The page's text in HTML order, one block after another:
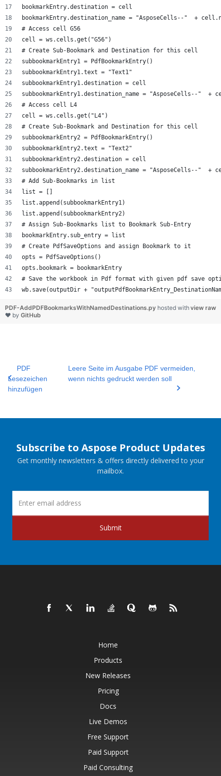
bookmarkEntry.destination = cell
bookmarkEntry.destination_name = "AsposeCells--"  +
# Access cell G56
cell = ws.cells.get("G56")
# Create Sub-Bookmark and Destination for this cell
subbookmarkEntry1 = PdfBookmarkEntry()
subbookmarkEntry1.text = "Text1"
subbookmarkEntry1.destination = cell
subbookmarkEntry1.destination_name = "AsposeCells--"  +
# Access cell L4
cell = ws.cells.get("L4")
# Create Sub-Bookmark and Destination for this cell
subbookmarkEntry2 = PdfBookmarkEntry()
subbookmarkEntry2.text = "Text2"
subbookmarkEntry2.destination = cell
subbookmarkEntry2.destination_name = "AsposeCells--"  +
# Add Sub-Bookmarks in list
list = []
list.append(subbookmarkEntry1)
list.append(subbookmarkEntry2)
# Assign Sub-Bookmarks list to Bookmark Sub-Entry
bookmarkEntry.sub_entry = list
# Create PdfSaveOptions and assign Bookmark to it
opts = PdfSaveOptions()
opts.bookmark = bookmarkEntry
# Save the workbook in Pdf format with given pdf save
wb.save(outputDir +
view raw
PDF-AddPDFBookmarksWithNamedDestinations.py hosted with
❤ by GitHub
PDF
Lesezeichen
hinzufügen
Leere Seite im Ausgabe PDF vermeiden,
wenn nichts gedruckt werden soll
Subscribe to Aspose Product Updates
Get monthly newsletters & offers directly delivered to your
mailbox.
Submit
Home
Products
New Releases
Pricing
Docs
Live Demos
Free Support
Paid Support
Paid Consulting